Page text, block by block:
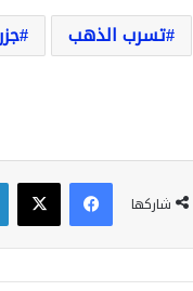
تسرب الذهب
شاركها
فيسبوك‫X